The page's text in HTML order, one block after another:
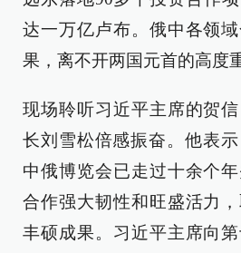
达一万亿卢布。俄中各领
果，离不开两国元首的高度
现场聆听习近平主席的贺
长刘雪松倍感振奋。他表示
中俄博览会已走过十余个
合作强大韧性和旺盛活力
丰硕成果。习近平主席向